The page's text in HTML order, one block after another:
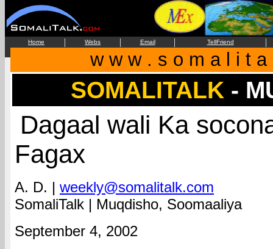
Home | Webs | Email | TellFriend |
w w w . s o m a l i t
SOMALITALK -
Dagaal wali Ka
Fagax
A. D. | weekly@somalitalk.com
SomaliTalk | Muqdisho, Soomaaliya
September 4, 2002